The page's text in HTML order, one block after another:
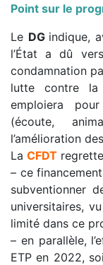
Point sur le
Le DG indique,
l’État a dû
condamnation
lutte contre la
emploiera
(écoute,
l’amélioration
La CFDT
– ce
subventionner
universitaires,
limité dans ce
– en parallèle,
ETP en 2022,